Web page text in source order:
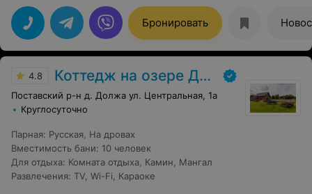
звучало рекламно и пафосно, но это эклектика нео
античного стиля, классицизма в купе с современными
решениями. Большой зал, смело на посадку до 100
человек, своя кухня, офигенная, отдельный гостевой
дом с номерами и плюшками ввиде сауны, ухоженная
оформления, звука, света (по модному аплайтинга),
ведущие, фотики, видики на выбор, в общем
организационные услуги.... бесплатно, просто потому
что могут и знают. Ну и цена, ПЕСНЯ ))
Бронировать
4.8 Коттедж на озере Должа
Поставский р-н д. Должа ул. Центральная, 1а
Круглосуточно
Парная: Русская, На дровах
Вместимость бани: 10 человек
Для отдыха: Комната отдыха, Камин, Мангал
Развлечения: TV, Wi-Fi, Караоке